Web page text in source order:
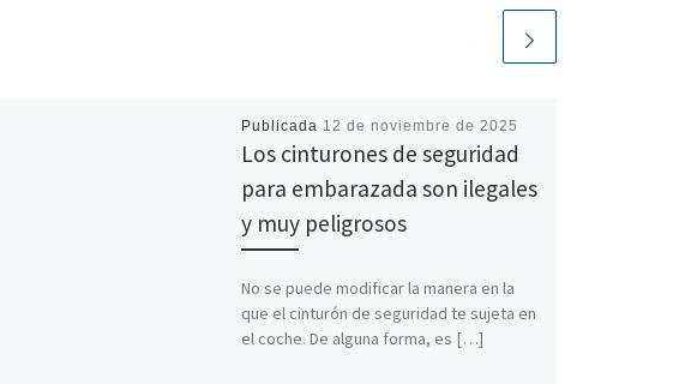
Publicada 12 de noviembre de 2025
Los cinturones de seguridad
para embarazada son ilegales
y muy peligrosos
No se puede modificar la manera en la
que el cinturón de seguridad te sujeta en
el coche. De alguna forma, es […]